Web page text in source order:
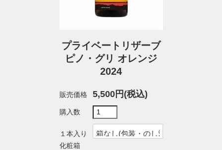
プライベートリザーブ
ピノ・グリ オレンジ
2024
販売価格 5,500円(税込)
購入数
１本入り
化粧箱